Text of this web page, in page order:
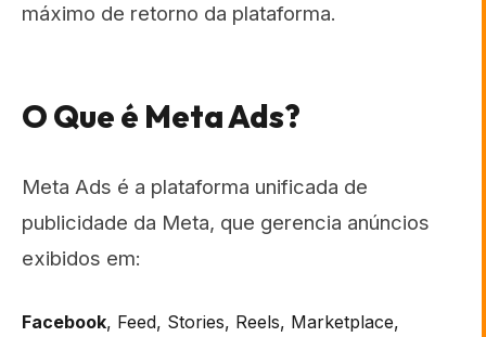
máximo de retorno da plataforma.
O Que é Meta Ads?
Meta Ads é a plataforma unificada de
publicidade da Meta, que gerencia anúncios
exibidos em:
Facebook, Feed, Stories, Reels, Marketplace,